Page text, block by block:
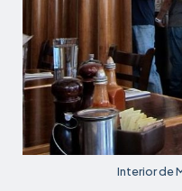
Interior de